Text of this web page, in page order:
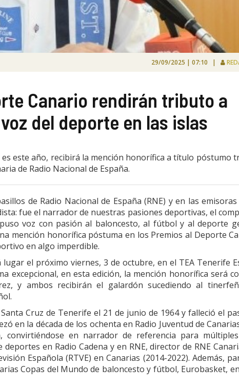
29/09/2025 | 07:10 |
Canario rendirán tributo a
del deporte en las islas
este año, recibirá la mención honorífica a título póstumo
de Radio Nacional de España.
de Radio Nacional de España (RNE) y en las emisoras
fue el narrador de nuestras pasiones deportivas, el
voz con pasión al baloncesto, al fútbol y al deporte
mención honorífica póstuma en los Premios al Deporte
en algo imperdible.
el próximo viernes, 3 de octubre, en el TEA Tenerife
excepcional, en esta edición, la mención honorífica será
y ambos recibirán el galardón sucediendo al
Cruz de Tenerife el 21 de junio de 1964 y falleció el
en la década de los ochenta en Radio Juventud de
en narrador de referencia para
en Radio Cadena y en RNE, director de RNE
Española (RTVE) en Canarias (2014-2022). Además,
Copas del Mundo de baloncesto y fútbol, Eurobasket,